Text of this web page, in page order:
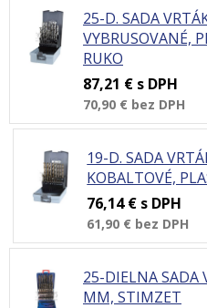
25-D. SADA
VYBRUSOVANÉ,
RUKO
87,21 € s DPH
70,90 € bez DPH
19-D. SADA
KOBALTOVÉ,
76,14 € s DPH
61,90 € bez DPH
25-DIELNA SADA
MM, STIMZET